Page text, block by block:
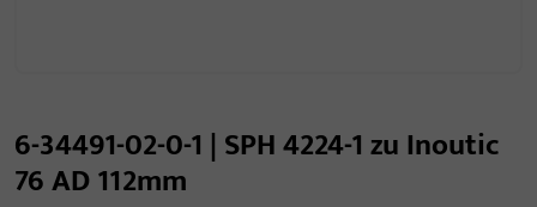
6-34491-02-0-1 | SPH 4224-1 zu Inoutic
76 AD 112mm